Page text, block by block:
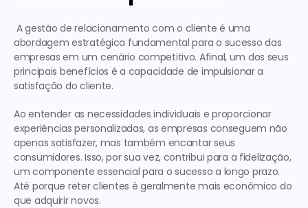
A gestão de relacionamento com o cliente é uma
abordagem estratégica fundamental para o sucesso das
empresas em um cenário competitivo. Afinal, um dos seus
principais benefícios é a capacidade de impulsionar a
satisfação do cliente.
Ao entender as necessidades individuais e proporcionar
experiências personalizadas, as empresas conseguem não
apenas satisfazer, mas também encantar seus
consumidores. Isso, por sua vez, contribui para a fidelização,
um componente essencial para o sucesso a longo prazo.
Até porque reter clientes é geralmente mais econômico do
que adquirir novos.